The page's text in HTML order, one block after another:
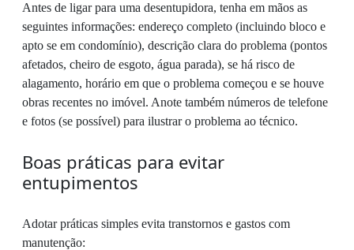
Antes de ligar para uma desentupidora, tenha em mãos as
seguintes informações: endereço completo (incluindo bloco e
apto se em condomínio), descrição clara do problema (pontos
afetados, cheiro de esgoto, água parada), se há risco de
alagamento, horário em que o problema começou e se houve
obras recentes no imóvel. Anote também números de telefone
e fotos (se possível) para ilustrar o problema ao técnico.
Boas práticas para evitar
entupimentos
Adotar práticas simples evita transtornos e gastos com
manutenção: